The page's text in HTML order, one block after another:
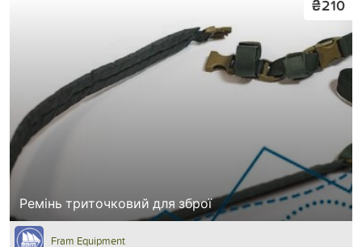
Ремінь триточковий для зброї
₴210
Fram Equipment